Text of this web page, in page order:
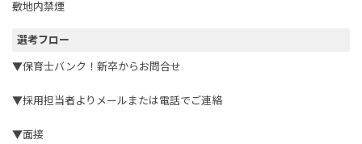
敷地内禁煙
選考フロー
▼保育士バンク！新卒からお問合せ
▼採用担当者よりメールまたは電話でご連絡
▼面接